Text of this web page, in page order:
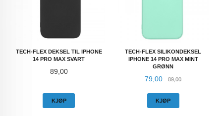
TECH-FLEX DEKSEL TIL IPHONE
14 PRO MAX SVART
Pris
89,00
KJØP
TECH-FLEX SILIKONDEKSEL
IPHONE 14 PRO MAX MINT
GRØNN
Tilbud
79,00 89,00Rabatt
KJØP